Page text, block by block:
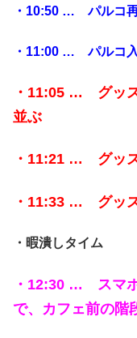
・10:50 … パルコ
・11:00 … パルコ
・11:05 … グッ
並ぶ
・11:21 … グッ
・11:33 … グッ
・暇潰しタイム
・12:30 … スマ
で、カフェ前の階